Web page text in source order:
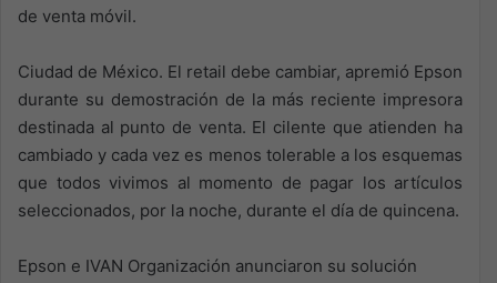
de venta móvil.
Ciudad de México. El retail debe cambiar, apremió Epson
durante su demostración de la más reciente impresora
destinada al punto de venta. El cilente que atienden ha
cambiado y cada vez es menos tolerable a los esquemas
que todos vivimos al momento de pagar los artículos
seleccionados, por la noche, durante el día de quincena.
Epson e IVAN Organización anunciaron su solución